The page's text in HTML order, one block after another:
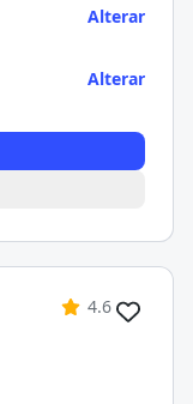
Alterar
Alterar
4.6